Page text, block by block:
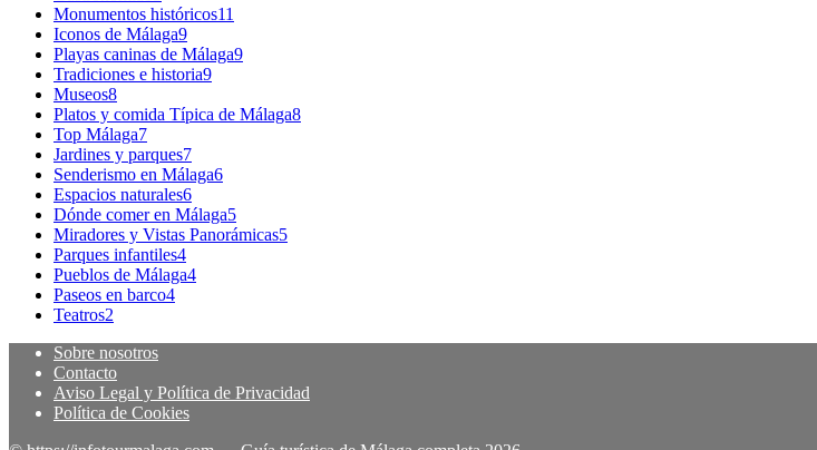
Monumentos históricos11
Iconos de Málaga9
Playas caninas de Málaga9
Tradiciones e historia9
Museos8
Platos y comida Típica de Málaga8
Top Málaga7
Jardines y parques7
Senderismo en Málaga6
Espacios naturales6
Dónde comer en Málaga5
Miradores y Vistas Panorámicas5
Parques infantiles4
Pueblos de Málaga4
Paseos en barco4
Teatros2
Sobre nosotros
Contacto
Aviso Legal y Política de Privacidad
Política de Cookies